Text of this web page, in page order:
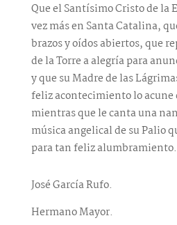
Que el Santísimo Cristo de la
vez más en Santa Catalina,
brazos y oídos abiertos, que
de la Torre a alegría para
y que su Madre de las
feliz acontecimiento lo acune
mientras que le canta una
música angelical de su Palio
para tan feliz alumbramiento.
José García Rufo.
Hermano Mayor.